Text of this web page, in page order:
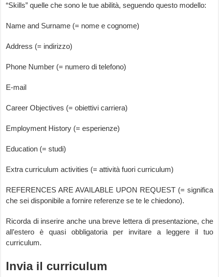
“Skills” quelle che sono le tue abilità, seguendo questo modello:
Name and Surname (= nome e cognome)
Address (= indirizzo)
Phone Number (= numero di telefono)
E-mail
Career Objectives (= obiettivi carriera)
Employment History (= esperienze)
Education (= studi)
Extra curriculum activities (= attività fuori curriculum)
REFERENCES ARE AVAILABLE UPON REQUEST (= significa
che sei disponibile a fornire referenze se te le chiedono).
Ricorda di inserire anche una breve lettera di presentazione, che
all’estero è quasi obbligatoria per invitare a leggere il tuo
curriculum.
Invia il curriculum